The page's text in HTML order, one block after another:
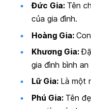
Đức Gia: Tên
của gia đình.
Hoàng Gia:
Khương Gia:
gia đình bình
Lữ Gia: Là một
Phú Gia: Tên